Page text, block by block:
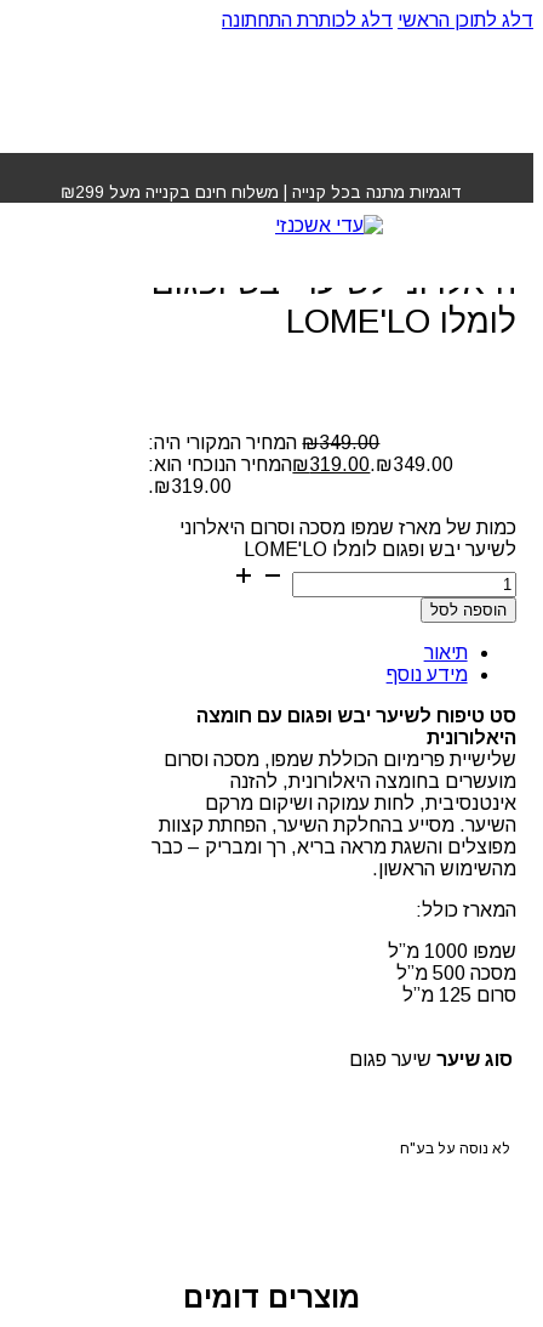
דלג לתוכן הראשי דלג לכותרת התחתונה
דוגמיות מתנה בכל קנייה | משלוח חינם בקנייה מעל ₪299
יבש ופגום לומלו LOME'LO
מארז שמפו מסכה וסרום
היאלרוני לשיער יבש ופגום
לומלו LOME'LO
₪349.00
המחיר המקורי היה:
₪349.00.
₪319.00
המחיר הנוכחי הוא:
₪319.00.
כמות של מארז שמפו מסכה וסרום היאלרוני
לשיער יבש ופגום לומלו LOME'LO
הוספה לסל
תיאור
מידע נוסף
סט טיפוח לשיער יבש ופגום עם חומצה
היאלורונית
שלישיית פרימיום הכוללת שמפו, מסכה וסרום
מועשרים בחומצה היאלורונית, להזנה
אינטנסיבית, לחות עמוקה ושיקום מרקם
השיער. מסייע בהחלקת השיער, הפחתת קצוות
מפוצלים והשגת מראה בריא, רך ומבריק – כבר
מהשימוש הראשון.
המארז כולל:
שמפו 1000 מ”ל
מסכה 500 מ”ל
סרום 125 מ”ל
סוג שיער שיער פגום
לא נוסה על בע"ח
מוצרים דומים